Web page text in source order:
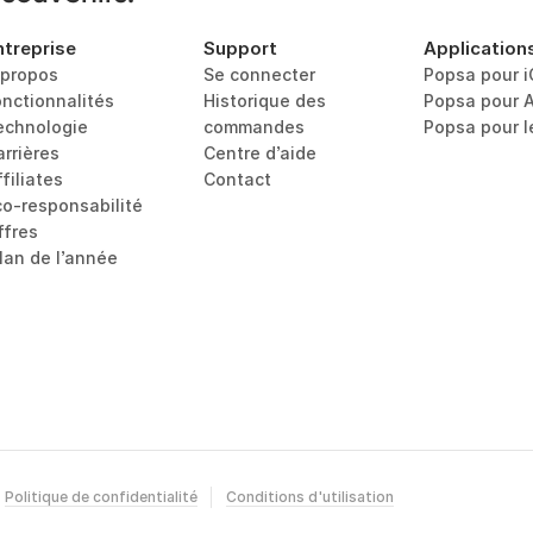
responsabilité
de l’année
Support
Se connecter
Historique des
commandes
Centre d’aide
Contact
Popsa pour
Popsa pour
Popsa pour
Politique de confidentialité Conditions d'utilisation